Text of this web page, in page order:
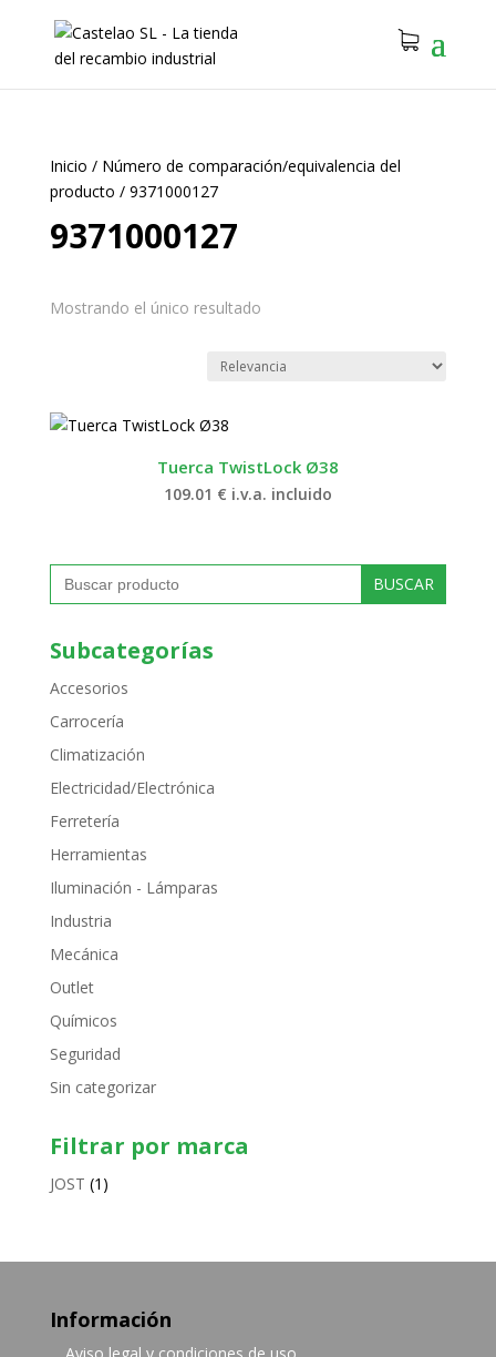
Inicio / Número de comparación/equivalencia del
producto / 9371000127
9371000127
Mostrando el único resultado
Tuerca TwistLock Ø38
109.01 € i.v.a. incluido
Buscar:
Subcategorías
Accesorios
Carrocería
Climatización
Electricidad/Electrónica
Ferretería
Herramientas
Iluminación - Lámparas
Industria
Mecánica
Outlet
Químicos
Seguridad
Sin categorizar
Filtrar por marca
JOST (1)
Información